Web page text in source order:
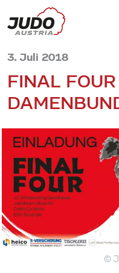
3. Juli 2018
FINAL FOUR
©